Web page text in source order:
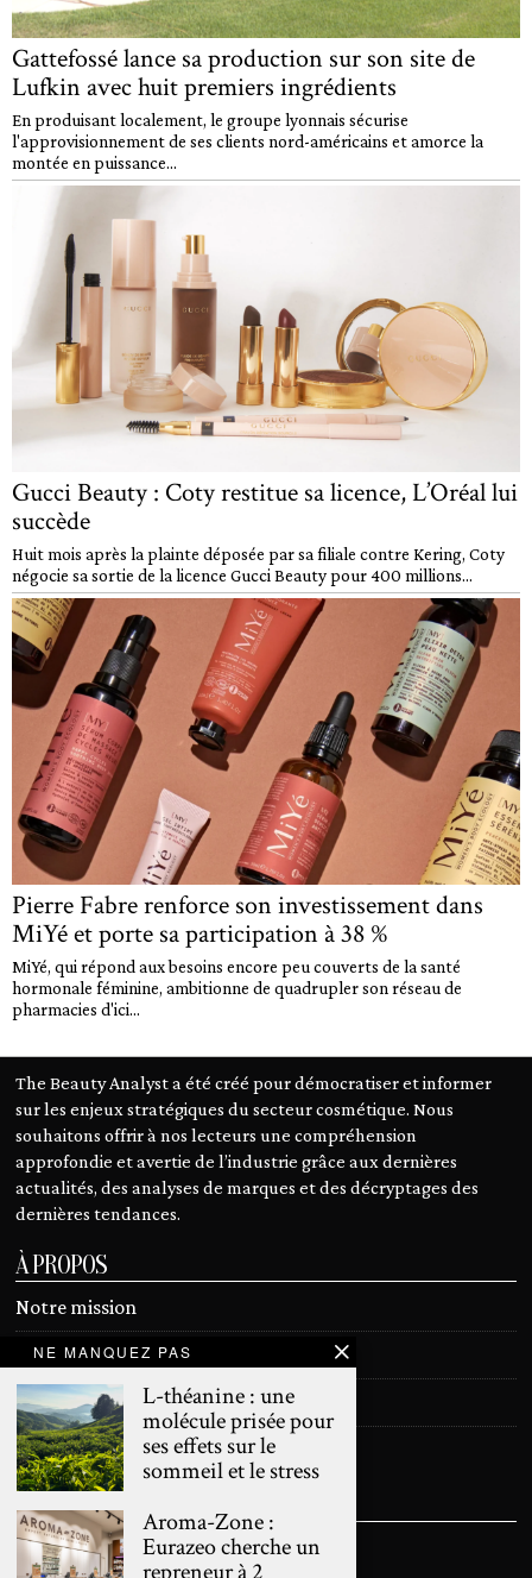
Gattefossé lance sa production sur son site de
Lufkin avec huit premiers ingrédients
En produisant localement, le groupe lyonnais sécurise
l'approvisionnement de ses clients nord-américains et amorce la
montée en puissance...
Gucci Beauty : Coty restitue sa licence, L’Oréal lui
succède
Huit mois après la plainte déposée par sa filiale contre Kering, Coty
négocie sa sortie de la licence Gucci Beauty pour 400 millions...
Pierre Fabre renforce son investissement dans
MiYé et porte sa participation à 38 %
MiYé, qui répond aux besoins encore peu couverts de la santé
hormonale féminine, ambitionne de quadrupler son réseau de
pharmacies d'ici...
The Beauty Analyst a été créé pour démocratiser et informer
sur les enjeux stratégiques du secteur cosmétique. Nous
souhaitons offrir à nos lecteurs une compréhension
approfondie et avertie de l’industrie grâce aux dernières
actualités, des analyses de marques et des décryptages des
dernières tendances.
À PROPOS
Notre mission
Devenir contributeur
Contact
Mentions légales
SUIVEZ NOUS
NE MANQUEZ PAS
L-théanine : une
molécule prisée pour
ses effets sur le
sommeil et le stress
Aroma-Zone :
Eurazeo cherche un